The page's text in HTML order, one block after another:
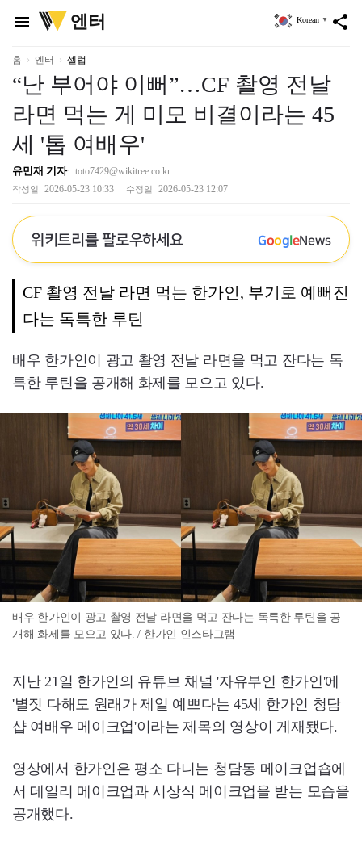
menu
위
키
리
엔터 share
Korean ▼
홈 엔터 셀럽
“난 부어야 이뻐”…CF 촬영 전날
라면 먹는 게 미모 비결이라는 45
세 '톱 여배우'
유민재 기자 toto7429@wikitree.co.kr
작성일 2026-05-23 10:33 수정일 2026-05-23 12:07
위키트리를 팔로우하세요 GoogleNews
CF 촬영 전날 라면 먹는 한가인, 부기로 예뻐진
다는 독특한 루틴
배우 한가인이 광고 촬영 전날 라면을 먹고 잔다는 독
특한 루틴을 공개해 화제를 모으고 있다.
배우 한가인이 광고 촬영 전날 라면을 먹고 잔다는 독특한 루틴을 공
개해 화제를 모으고 있다. / 한가인 인스타그램
지난 21일 한가인의 유튜브 채널 '자유부인 한가인'에
'별짓 다해도 원래가 제일 예쁘다는 45세 한가인 청담
샵 여배우 메이크업'이라는 제목의 영상이 게재됐다.
영상에서 한가인은 평소 다니는 청담동 메이크업숍에
서 데일리 메이크업과 시상식 메이크업을 받는 모습을
공개했다.